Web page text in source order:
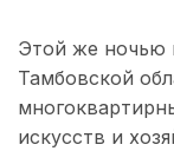
Этой же ночью
Тамбовской
искусств и